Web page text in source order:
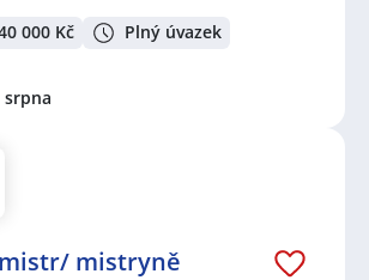
000 Kč Plný úvazek
srpna
mistryně